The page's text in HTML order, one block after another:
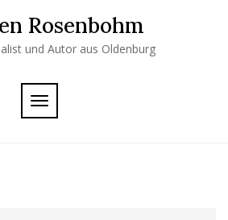
Rosenbohm
und Autor aus Oldenburg
TOGGLE
NAVIGATION